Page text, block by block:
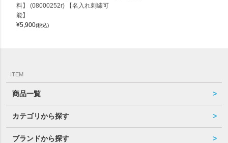
料】 (08000252r) 【名入れ刺繍可
能】
¥5,900(税込)
ITEM
商品一覧
カテゴリから探す
ブランドから探す